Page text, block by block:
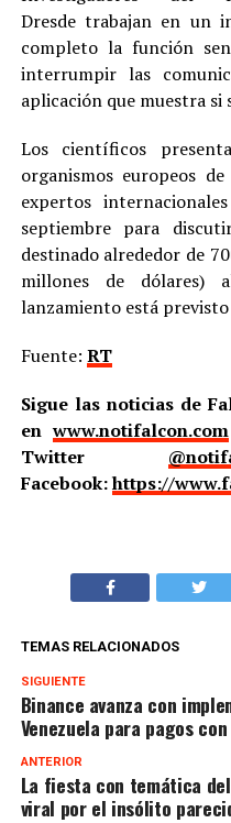
Dresde trabajan en un
completo la función
interrumpir las
aplicación que muestra si
Los científicos
organismos europeos
expertos
septiembre para
destinado alrededor de
millones de dólares)
lanzamiento está
Fuente: RT
Sigue las noticias de
enwww.notifalcon.com
Twitter
Facebook:https://
TEMAS RELACIONADOS
SIGUIENTE
Binance avanza con
Venezuela para pagos
ANTERIOR
La fiesta con temática
viral por el insólito